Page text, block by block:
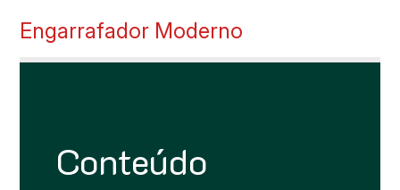
Engarrafador Moderno
Conteúdo